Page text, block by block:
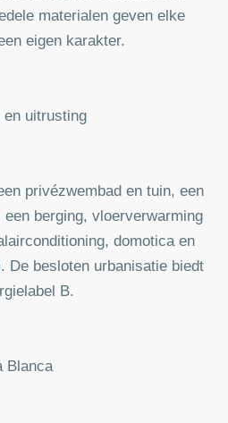
materialen geven elke
eigen karakter.
en uitrusting
privézwembad en tuin, een
een berging, vloerverwarming
domotica en
De besloten urbanisatie biedt
B.
Blanca